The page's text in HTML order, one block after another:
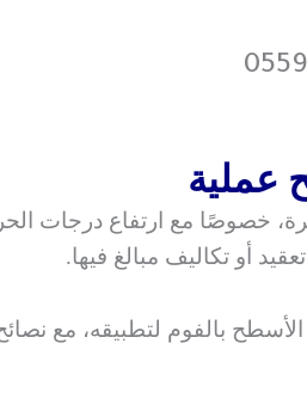
خصوصًا مع ارتفاع درجات
بالفوم لتطبيقه، مع